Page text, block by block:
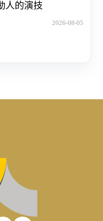
人的演技
2026-08-05